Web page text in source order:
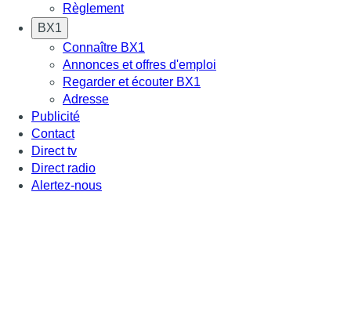
Règlement
BX1
Connaître BX1
Annonces et offres d'emploi
Regarder et écouter BX1
Adresse
Publicité
Contact
Direct tv
Direct radio
Alertez-nous